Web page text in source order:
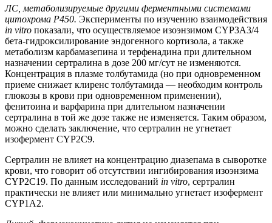
ЛС, метаболизируемые другими ферментными системами
цитохрома Р450. Эксперименты по изучению взаимодействия
in vitro показали, что осуществляемое изоэнзимом CYP3A3/4
бета-гидроксилирование эндогенного кортизола, а также
метаболизм карбамазепина и терфенадина при длительном
назначении сертралина в дозе 200 мг/сут не изменяются.
Концентрация в плазме толбутамида (но при одновременном
приеме снижает клиренс толбутамида — необходим контроль
глюкозы в крови при одновременном применении),
фенитоина и варфарина при длительном назначении
сертралина в той же дозе также не изменяется. Таким образом,
можно сделать заключение, что сертралин не угнетает
изофермент CYP2С9.
Сертралин не влияет на концентрацию диазепама в сыворотке
крови, что говорит об отсутствии ингибирования изоэнзима
CYP2С19. По данным исследований in vitro, сертралин
практически не влияет или минимально угнетает изофермент
CYP1A2.